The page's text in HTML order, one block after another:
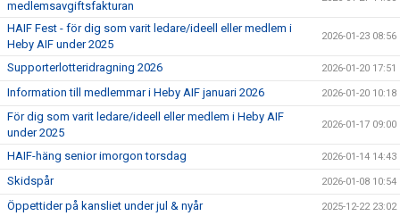
medlemsavgiftsfakturan
HAIF Fest - för dig som varit ledare/ideell eller medlem i
Heby AIF under 2025
2026-01-23 08:56
Supporterlotteridragning 2026 2026-01-20 17:51
Information till medlemmar i Heby AIF januari 2026 2026-01-20 10:18
För dig som varit ledare/ideell eller medlem i Heby AIF
under 2025
2026-01-17 09:00
HAIF-häng senior imorgon torsdag 2026-01-14 14:43
Skidspår 2026-01-08 10:54
Öppettider på kansliet under jul & nyår 2025-12-22 23:02